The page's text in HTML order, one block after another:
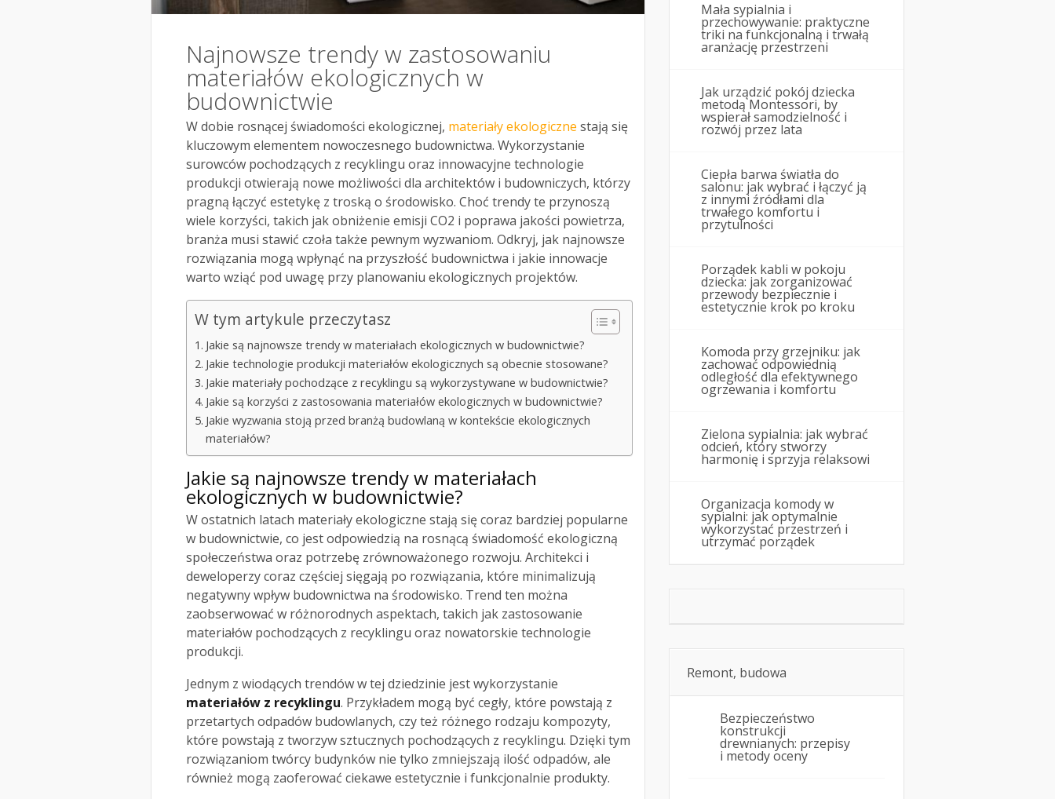
Najnowsze trendy w zastosowaniu
materiałów ekologicznych w
budownictwie
W dobie rosnącej świadomości ekologicznej, materiały ekologiczne stają się
kluczowym elementem nowoczesnego budownictwa. Wykorzystanie
surowców pochodzących z recyklingu oraz innowacyjne technologie
produkcji otwierają nowe możliwości dla architektów i budowniczych, którzy
pragną łączyć estetykę z troską o środowisko. Choć trendy te przynoszą
wiele korzyści, takich jak obniżenie emisji CO2 i poprawa jakości powietrza,
branża musi stawić czoła także pewnym wyzwaniom. Odkryj, jak najnowsze
rozwiązania mogą wpłynąć na przyszłość budownictwa i jakie innowacje
warto wziąć pod uwagę przy planowaniu ekologicznych projektów.
W tym artykule przeczytasz
Jakie są najnowsze trendy w materiałach ekologicznych w budownictwie?
Jakie technologie produkcji materiałów ekologicznych są obecnie stosowane?
Jakie materiały pochodzące z recyklingu są wykorzystywane w budownictwie?
Jakie są korzyści z zastosowania materiałów ekologicznych w budownictwie?
Jakie wyzwania stoją przed branżą budowlaną w kontekście ekologicznych
materiałów?
Jakie są najnowsze trendy w materiałach
ekologicznych w budownictwie?
W ostatnich latach materiały ekologiczne stają się coraz bardziej popularne
w budownictwie, co jest odpowiedzią na rosnącą świadomość ekologiczną
społeczeństwa oraz potrzebę zrównoważonego rozwoju. Architekci i
deweloperzy coraz częściej sięgają po rozwiązania, które minimalizują
negatywny wpływ budownictwa na środowisko. Trend ten można
zaobserwować w różnorodnych aspektach, takich jak zastosowanie
materiałów pochodzących z recyklingu oraz nowatorskie technologie
produkcji.
Jednym z wiodących trendów w tej dziedzinie jest wykorzystanie
materiałów z recyklingu. Przykładem mogą być cegły, które powstają z
przetartych odpadów budowlanych, czy też różnego rodzaju kompozyty,
które powstają z tworzyw sztucznych pochodzących z recyklingu. Dzięki tym
rozwiązaniom twórcy budynków nie tylko zmniejszają ilość odpadów, ale
również mogą zaoferować ciekawe estetycznie i funkcjonalnie produkty.
Mała sypialnia i
przechowywanie: praktyczne
triki na funkcjonalną i trwałą
aranżację przestrzeni
Jak urządzić pokój dziecka
metodą Montessori, by
wspierał samodzielność i
rozwój przez lata
Ciepła barwa światła do
salonu: jak wybrać i łączyć ją
z innymi źródłami dla
trwałego komfortu i
przytulności
Porządek kabli w pokoju
dziecka: jak zorganizować
przewody bezpiecznie i
estetycznie krok po kroku
Komoda przy grzejniku: jak
zachować odpowiednią
odległość dla efektywnego
ogrzewania i komfortu
Zielona sypialnia: jak wybrać
odcień, który stworzy
harmonię i sprzyja relaksowi
Organizacja komody w
sypialni: jak optymalnie
wykorzystać przestrzeń i
utrzymać porządek
Remont, budowa
Bezpieczeństwo
konstrukcji
drewnianych: przepisy
i metody oceny